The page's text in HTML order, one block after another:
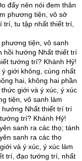
đấy nên nói đem thân
phương tiện, vô sở
tu tập nhất thiết trí,
tiện, vô sanh
hồi hướng Nhất thiết trí
tướng trí? Khánh Hỷ!
giới không, cùng nhất
hai, không hai phần
giới và ý xúc, ý xúc
tiện, vô sanh làm
Nhất thiết trí trí
trí? Khánh Hỷ!
sanh ra các thọ; tánh
sanh ra các thọ
và ý xúc, ý xúc làm
trí, đạo tướng trí, nhất